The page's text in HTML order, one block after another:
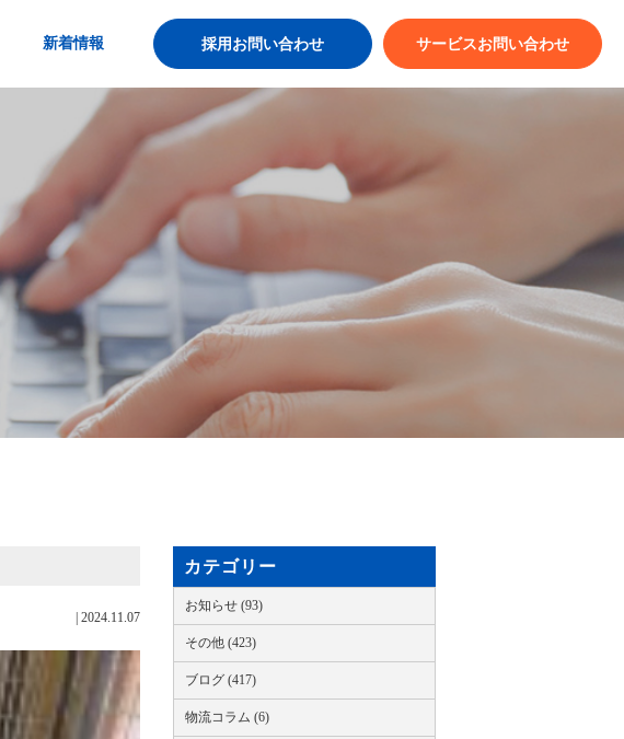
新着情報 採用お問い合わせ サービスお問い合わせ
2024.11.07
カテゴリー
お知らせ (93)
その他 (423)
ブログ (417)
物流コラム (6)